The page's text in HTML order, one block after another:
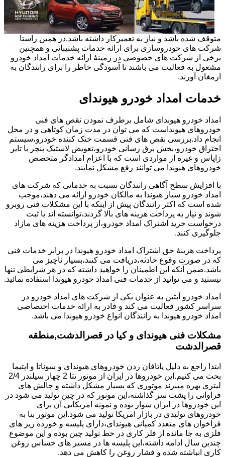
متوقف شده باشد و نیاز به تعمیرکار داشته باشد.در همین راستا
شرکت های خودروسازی برای ارائه خدمات پشتیبانی و همچنین
برخی از شرکت های خصوصی در زمینۀ ارائه خدمات امداد خودرو
مشغول به فعالیت می باشند تا آسودگی خاطر را برای رانندگان به
ارمغان آورند.
خدمات امداد خودرو هیوندای
امداد خودرو هیوندای شامل برطرف نمودن نقص های فنی
خودروهای هیونداست که می توان در مدت زمان کوتاهی و در محل
انجام داد.بررسی نقص های فنی قسمت خنک کننده خودرو،سیستم
احتراق خودرو،بخش برق رسانی خودرو،تعویض لاستیک پنچر با تایر
زاپاس و غیره از مواردی است که با اعزام امدادگر متخصص
خودروهای هیوندا می توانند رفع مشکل نمایند.
با افزایش سطح آگاهی رانندگان نسبت به خدماتی که شرکت های
امداد خودرو سیار هیوندا به مالکان خودرو ارائه می دهند،موجب
شده است که اکثر رانندگان پیش از اینکه با این مشکلات فنی روبرو
شوند و نیاز به پرداخت هزینه های بالا گردند،توانسته اند با ثبت
درخواست خرید اشتراک امداد خودرو،از پرداخت هزینه های مازاد
جلوگیری کنند.
پرداخت هزینۀ حق اشتراک امداد خودرو هیوندا در برابر خدمات فنی
که در صورت وقوع حادثه،دریافت می کنند،بسیار ناچیز می
باشد.ضمن آنکه این اطمینان را خواهید داشته که در هر شرایطی تنها
نیستید و می توانید از خدمات فنی امداد خودرو هیوندا استفاده نمائید.
امداد خودرو آبتین به عنوان یکی از شرکت های امداد خودرو در
سراسر کشور فعالیت می کند و قادر به ارائه خدمات اختصاصی
امداد خودرو هیوندا به رانندگان انواع خودرو هیوندا می باشد.
مشکلات فنی هیوندای و کیا در قصرالدشت,منطقه
قصرالدشت
ابتدا راجع به دلیل یاتاقان زدن خودروهای هیوندای و سوناتا و اپتیما
بحث می کنیم.این خودروها در ایران از موتور تتا 2 چهار سیلندر 2/4
لیتری بهره میبرند موتوری که بسیار مشکل داشته و چالش های
فراوانی را پشت سر گذاشته،این موتور که در چین تولید می شود در
این خودروها در ایران سوار بوده و نمونه امریکایی آن برای
خودروهای تولیدی در بازار امریکا تولید می شود.این موتور بنا به
فراخوان های متعدد کمپانی هیوندای،دارای پلیسه و خورده ریز های
فلزی به جا مانده از فلز کاری در خط تولید چین بوده و این موضوع
چندین سال ادامه داشته،این پلیسه ها در مسیر های حساس روغن
کاری انباشته شده و فشار روغن را کاهش می دهد.